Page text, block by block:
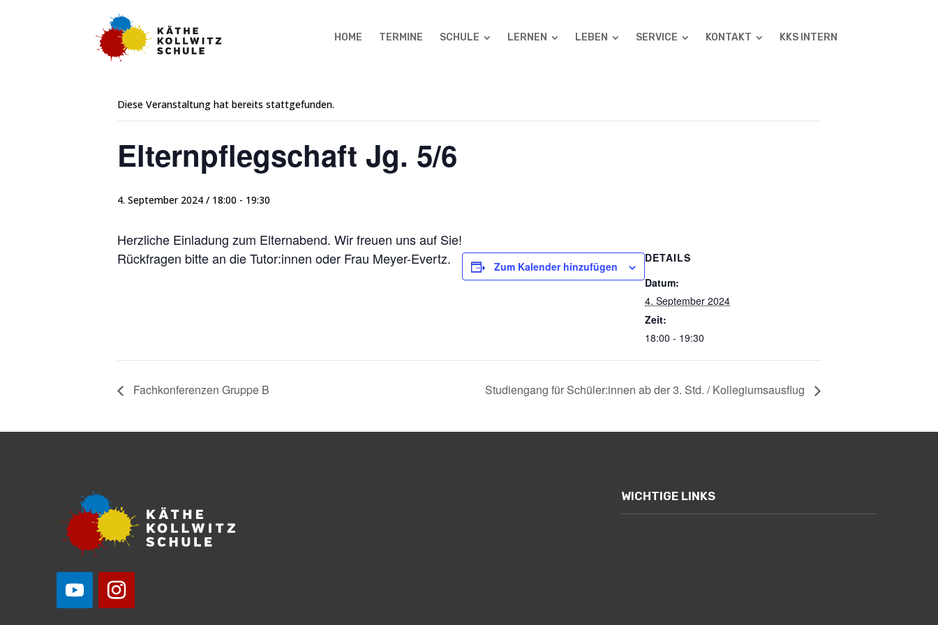
HOME TERMINE SCHULE LERNEN LEBEN SERVICE KONTAKT KKS INTERN
« Alle Veranstaltungen
Diese Veranstaltung hat bereits stattgefunden.
Elternpflegschaft Jg. 5/6
4. September 2024 / 18:00 - 19:30
Herzliche Einladung zum Elternabend. Wir freuen uns auf Sie!
Rückfragen bitte an die Tutor:innen oder Frau Meyer-Evertz.
Zum Kalender hinzufügen
DETAILS
Datum:
4. September 2024
Zeit:
18:00 - 19:30
Fachkonferenzen Gruppe B Studiengang für Schüler:innen ab der 3. Std. / Kollegiumsausflug
WICHTIGE LINKS